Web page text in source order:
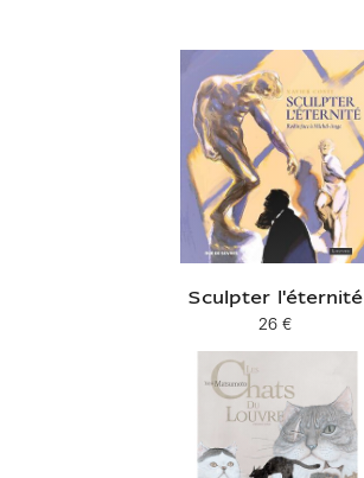
Sculpter l'éternité
Prix ​​actuel
26 €